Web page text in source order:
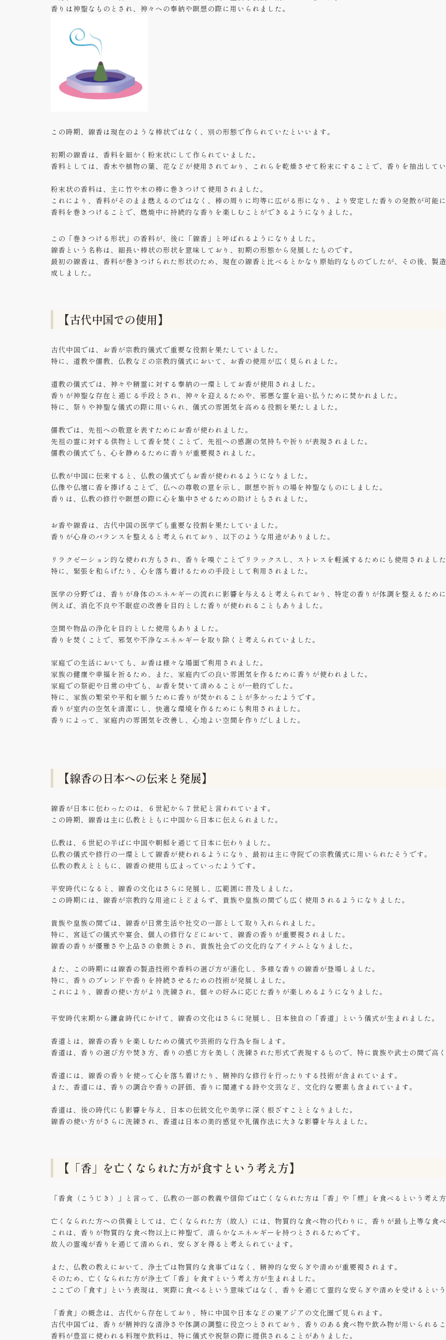
香りは神聖なものとされ、神々への奉納や瞑想の際に用いられました。
この時期、線香は現在のような棒状ではなく、別の形態で作られていたといいます。
初期の線香は、香料を細かく粉末状にして作られていました。
香料としては、香木や植物の葉、花などが使用されており、これらを乾燥させて粉末にすることで、香りを抽出してい
粉末状の香料は、主に竹や木の棒に巻きつけて使用されました。
これにより、香料がそのまま燃えるのではなく、棒の周りに均等に広がる形になり、より安定した香りの発散が可能に
香料を巻きつけることで、燃焼中に持続的な香りを楽しむことができるようになりました。
この「巻きつける形状」の香料が、後に「線香」と呼ばれるようになりました。
線香という名称は、細長い棒状の形状を意味しており、初期の形態から発展したものです。
最初の線香は、香料が巻きつけられた形状のため、現在の線香と比べるとかなり原始的なものでしたが、その後、製
成しました。
【古代中国での使用】
古代中国では、お香が宗教的儀式で重要な役割を果たしていました。
特に、道教や儒教、仏教などの宗教的儀式において、お香の使用が広く見られました。
道教の儀式では、神々や精霊に対する奉納の一環としてお香が使用されました。
香りが神聖な存在と通じる手段とされ、神々を迎えるためや、邪悪な霊を追い払うために焚かれました。
特に、祭りや神聖な儀式の際に用いられ、儀式の雰囲気を高める役割を果たしました。
儒教では、先祖への敬意を表すためにお香が使われました。
先祖の霊に対する供物として香を焚くことで、先祖への感謝の気持ちや祈りが表現されました。
儒教の儀式でも、心を静めるために香りが重要視されました。
仏教が中国に伝来すると、仏教の儀式でもお香が使われるようになりました。
仏像や仏壇に香を捧げることで、仏への尊敬の意を示し、瞑想や祈りの場を神聖なものにしました。
香りは、仏教の修行や瞑想の際に心を集中させるための助けともされました。
お香や線香は、古代中国の医学でも重要な役割を果たしていました。
香りが心身のバランスを整えると考えられており、以下のような用途がありました。
リラクゼーション的な使われ方もされ、香りを嗅ぐことでリラックスし、ストレスを軽減するためにも使用されました
特に、緊張を和らげたり、心を落ち着けるための手段として利用されました。
医学の分野では、香りが身体のエネルギーの流れに影響を与えると考えられており、特定の香りが体調を整えるために
例えば、消化不良や不眠症の改善を目的とした香りが使われることもありました。
空間や物品の浄化を目的とした使用もありました。
香りを焚くことで、邪気や不浄なエネルギーを取り除くと考えられていました。
家庭での生活においても、お香は様々な場面で利用されました。
家族の健康や幸福を祈るため、また、家庭内での良い雰囲気を作るために香りが使われました。
家庭での祭祀や日常の中でも、お香を焚いて清めることが一般的でした。
特に、家族の繁栄や平和を願うために香りが焚かれることが多かったようです。
香りが室内の空気を清潔にし、快適な環境を作るためにも利用されました。
香りによって、家庭内の雰囲気を改善し、心地よい空間を作りだしました。
【線香の日本への伝来と発展】
線香が日本に伝わったのは、６世紀から７世紀と言われています。
この時期、線香は主に仏教とともに中国から日本に伝えられました。
仏教は、６世紀の半ばに中国や朝鮮を通じて日本に伝わりました。
仏教の儀式や修行の一環として線香が使われるようになり、最初は主に寺院での宗教儀式に用いられたそうです。
仏教の教えとともに、線香の使用も広まっていったようです。
平安時代になると、線香の文化はさらに発展し、広範囲に普及しました。
この時期には、線香が宗教的な用途にとどまらず、貴族や皇族の間でも広く使用されるようになりました。
貴族や皇族の間では、線香が日常生活や社交の一部として取り入れられました。
特に、宮廷での儀式や宴会、個人の修行などにおいて、線香の香りが重要視されました。
線香の香りが優雅さや上品さの象徴とされ、貴族社会での文化的なアイテムとなりました。
また、この時期には線香の製造技術や香料の選び方が進化し、多様な香りの線香が登場しました。
特に、香りのブレンドや香りを持続させるための技術が発展しました。
これにより、線香の使い方がより洗練され、個々の好みに応じた香りが楽しめるようになりました。
平安時代末期から鎌倉時代にかけて、線香の文化はさらに発展し、日本独自の「香道」という儀式が生まれました。
香道とは、線香の香りを楽しむための儀式や芸術的な行為を指します。
香道は、香りの選び方や焚き方、香りの感じ方を美しく洗練された形式で表現するもので、特に貴族や武士の間で高く
香道には、線香の香りを使って心を落ち着けたり、精神的な修行を行ったりする技術が含まれています。
また、香道には、香りの調合や香りの評価、香りに関連する詩や文芸など、文化的な要素も含まれています。
香道は、後の時代にも影響を与え、日本の伝統文化や美学に深く根ざすこととなりました。
線香の使い方がさらに洗練され、香道は日本の美的感覚や礼儀作法に大きな影響を与えました。
【「香」を亡くなられた方が食すという考え方】
「香食（こうじき）」と言って、仏教の一部の教義や信仰では亡くなられた方は「香」や「煙」を食べるという考え方
亡くなられた方への供養としては、亡くなられた方（故人）には、物質的な食べ物の代わりに、香りが最も上等な食
これは、香りが物質的な食べ物以上に神聖で、清らかなエネルギーを持つとされるためです。
故人の霊魂が香りを通じて清められ、安らぎを得ると考えられています。
また、仏教の教えにおいて、浄土では物質的な食事ではなく、精神的な安らぎや清めが重要視されます。
そのため、亡くなられた方が浄土で「香」を食すという考え方が生まれました。
ここでの「食す」という表現は、実際に食べるという意味ではなく、香りを通じて霊的な安らぎや清めを受けるとい
「香食」の概念は、古代から存在しており、特に中国や日本などの東アジアの文化圏で見られます。
古代中国では、香りが精神的な清浄さや体調の調整に役立つとされており、香りのある食べ物や飲み物が用いられるこ
香料が豊富に使われる料理や飲料は、特に儀式や祝祭の際に提供されることがありました。